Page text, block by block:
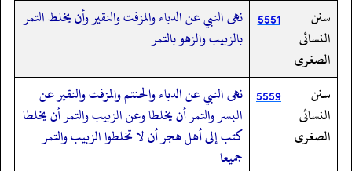
سنن
النسائى
الصغرى
5551 نهى النبي عن الدباء والمزفت والنقير وأن يخلط التمر
بالزبيب والزهو بالتمر
سنن
النسائى
الصغرى
5559 نهى النبي عن الدباء والحنتم والمزفت والنقير عن
البسر والتمر أن يخلطا وعن الزبيب والتمر أن يخلطا
كتب إلى أهل هجر أن لا تخلطوا الزبيب والتمر
جميعا